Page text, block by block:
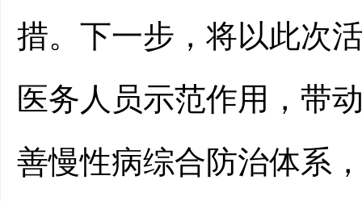
措。下一步，将以此次
医务人员示范作用，带
善慢性病综合防治体系